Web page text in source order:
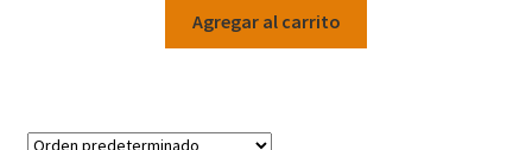
was:
$90.000.
is:
$75.000.
Agregar al carrito